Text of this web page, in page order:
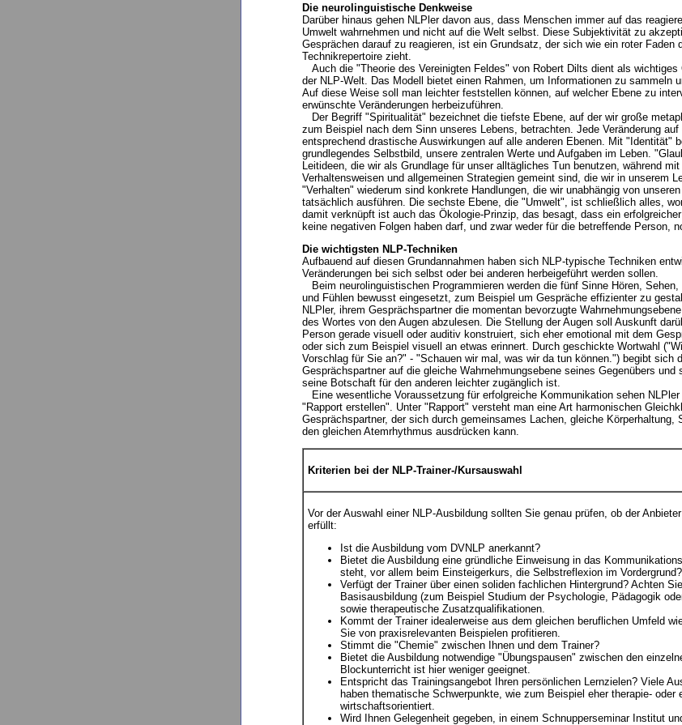
Die neurolinguistische Denkweise
Darüber hinaus gehen NLPler davon aus, dass Menschen immer auf das
Umwelt wahrnehmen und nicht auf die Welt selbst. Diese Subjektivität zu
Gesprächen darauf zu reagieren, ist ein Grundsatz, der sich wie ein roter Faden
Technikrepertoire zieht.
Auch die "Theorie des Vereinigten Feldes" von Robert Dilts dient als wichtiges
der NLP-Welt. Das Modell bietet einen Rahmen, um Informationen zu sammeln
Auf diese Weise soll man leichter feststellen können, auf welcher Ebene zu
erwünschte Veränderungen herbeizuführen.
Der Begriff "Spiritualität" bezeichnet die tiefste Ebene, auf der wir große
zum Beispiel nach dem Sinn unseres Lebens, betrachten. Jede Veränderung
entsprechend drastische Auswirkungen auf alle anderen Ebenen. Mit "Identität"
grundlegendes Selbstbild, unsere zentralen Werte und Aufgaben im Leben.
Leitideen, die wir als Grundlage für unser alltägliches Tun benutzen, während
Verhaltensweisen und allgemeinen Strategien gemeint sind, die wir in unserem
"Verhalten" wiederum sind konkrete Handlungen, die wir unabhängig von
tatsächlich ausführen. Die sechste Ebene, die "Umwelt", ist schließlich alles,
damit verknüpft ist auch das Ökologie-Prinzip, das besagt, dass ein
keine negativen Folgen haben darf, und zwar weder für die betreffende Person,
Die wichtigsten NLP-Techniken
Aufbauend auf diesen Grundannahmen haben sich NLP-typische Techniken
Veränderungen bei sich selbst oder bei anderen herbeigeführt werden sollen.
Beim neurolinguistischen Programmieren werden die fünf Sinne Hören,
und Fühlen bewusst eingesetzt, zum Beispiel um Gespräche effizienter zu
NLPler, ihrem Gesprächspartner die momentan bevorzugte
des Wortes von den Augen abzulesen. Die Stellung der Augen soll Auskunft
Person gerade visuell oder auditiv konstruiert, sich eher emotional mit dem
oder sich zum Beispiel visuell an etwas erinnert. Durch geschickte Wortwahl
Vorschlag für Sie an?" - "Schauen wir mal, was wir da tun können.") begibt sich
Gesprächspartner auf die gleiche Wahrnehmungsebene seines Gegenübers und
seine Botschaft für den anderen leichter zugänglich ist.
Eine wesentliche Voraussetzung für erfolgreiche Kommunikation sehen
"Rapport erstellen". Unter "Rapport" versteht man eine Art harmonischen
Gesprächspartner, der sich durch gemeinsames Lachen, gleiche Körperhaltung,
den gleichen Atemrhythmus ausdrücken kann.
Kriterien bei der NLP-Trainer-/Kursauswahl
Vor der Auswahl einer NLP-Ausbildung sollten Sie genau prüfen, ob der
erfüllt:
Ist die Ausbildung vom DVNLP anerkannt?
Bietet die Ausbildung eine gründliche Einweisung in das
steht, vor allem beim Einsteigerkurs, die Selbstreflexion im Vordergrund?
Verfügt der Trainer über einen soliden fachlichen Hintergrund? Achten
Basisausbildung (zum Beispiel Studium der Psychologie, Pädagogik
sowie therapeutische Zusatzqualifikationen.
Kommt der Trainer idealerweise aus dem gleichen beruflichen Umfeld
Sie von praxisrelevanten Beispielen profitieren.
Stimmt die "Chemie" zwischen Ihnen und dem Trainer?
Bietet die Ausbildung notwendige "Übungspausen" zwischen den
Blockunterricht ist hier weniger geeignet.
Entspricht das Trainingsangebot Ihren persönlichen Lernzielen? Viele
haben thematische Schwerpunkte, wie zum Beispiel eher therapie- oder
wirtschaftsorientiert.
Wird Ihnen Gelegenheit gegeben, in einem Schnupperseminar Institut